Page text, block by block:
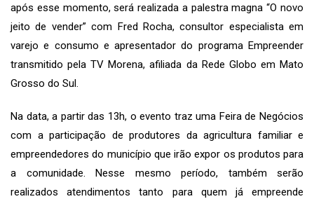
após esse momento, será realizada a palestra magna “O novo
jeito de vender” com Fred Rocha, consultor especialista em
varejo e consumo e apresentador do programa Empreender
transmitido pela TV Morena, afiliada da Rede Globo em Mato
Grosso do Sul.
Na data, a partir das 13h, o evento traz uma Feira de Negócios
com a participação de produtores da agricultura familiar e
empreendedores do município que irão expor os produtos para
a comunidade. Nesse mesmo período, também serão
realizados atendimentos tanto para quem já empreende